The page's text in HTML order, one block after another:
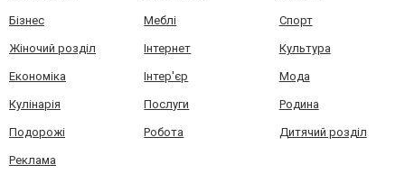
Бізнес Меблі Спорт
Жіночий розділ Інтернет Культура
Економіка Інтер'єр Мода
Кулінарія Послуги Родина
Подорожі Робота Дитячий розділ
Реклама